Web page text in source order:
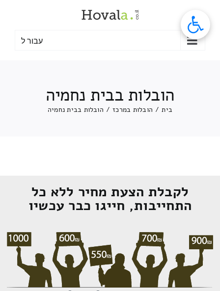
עבור ל
הובלות בבית נחמיה
בית / הובלות במרכז / הובלות בבית נחמיה
לקבלת הצעת מחיר ללא כל
התחייבות, חייגו כבר עכשיו